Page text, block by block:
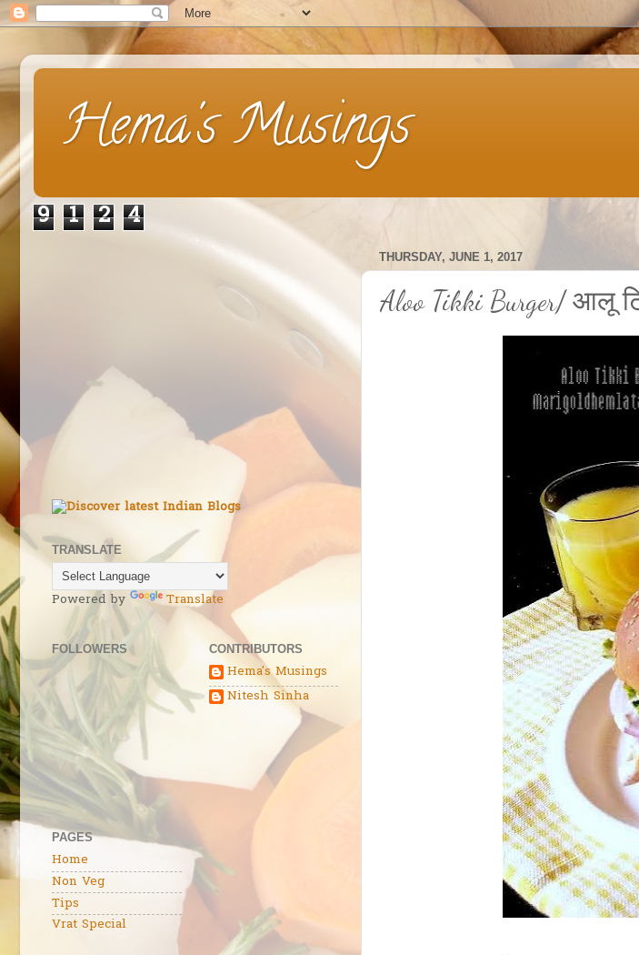
Hema's Musings
9 1 2 4
THURSDAY, JUNE 1, 2017
Aloo Tikki Burger/ आलू
TRANSLATE
Powered by Translate
FOLLOWERS
PAGES
Home
Non Veg
Tips
Vrat Special
CONTRIBUTORS
Hema's Musings
Nitesh Sinha